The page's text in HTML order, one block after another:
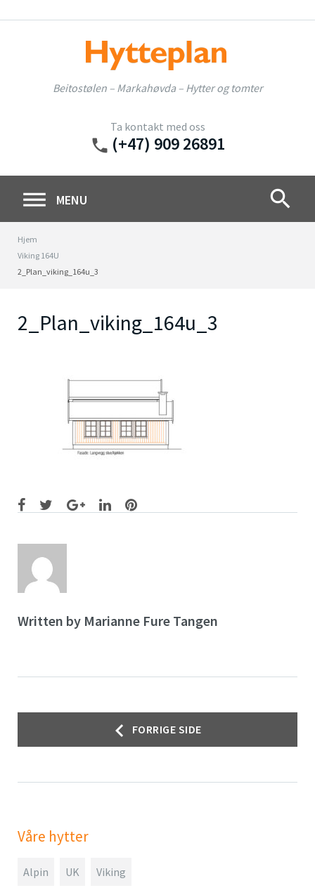
to
Beitostølen – Markahøvda – Hytter og tomter
Ta kontakt med oss
phone (+47) 909 26891
MENU search
Hjem
Viking 164U
2_Plan_viking_164u_3
2_Plan_viking_164u_3
Facebook
TwitterGoogle+
LinkedInPinterest
Written by Marianne Fure Tangen
Innleggsnavigasjon
FORRIGE SIDE
Våre hytter
Alpin UK Viking